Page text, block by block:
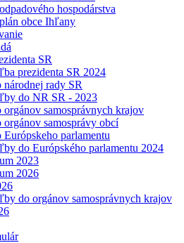
hospodárstva
obce Ihľany
SR
prezidenta SR 2024
rady SR
do NR SR - 2023
samosprávnych krajov
samosprávy obcí
parlamentu
do Európského parlamentu 2024
2023
2026
do orgánov samosprávnych krajov